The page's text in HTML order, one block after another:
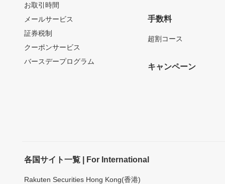
お取引時間
メールサービス
証券税制
クーポンサービス
バースデープログラム
手数料
超割コース
キャンペーン
各国サイト一覧 | For International
Rakuten Securities Hong Kong(香港)